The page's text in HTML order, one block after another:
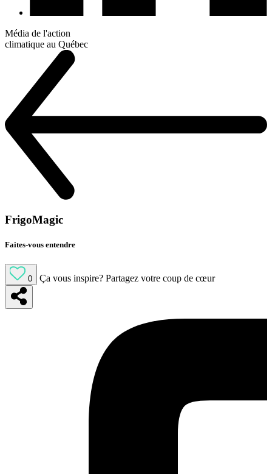
Média de l'action
climatique au Québec
FrigoMagic
Faites-vous entendre
0 Ça vous inspire? Partagez votre coup de cœur